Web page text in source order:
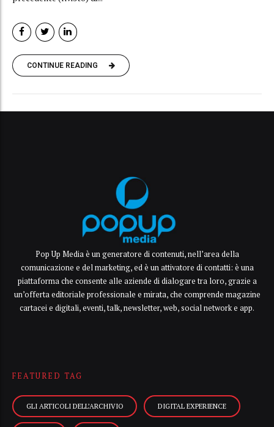
CONTINUE READING
Pop Up Media è un generatore di contenuti, nell’area della
comunicazione e del marketing, ed è un attivatore di contatti: è una
piattaforma che consente alle aziende di dialogare tra loro, grazie a
un’offerta editoriale professionale e mirata, che comprende magazine
cartacei e digitali, eventi, talk, newsletter, web, social network e app.
FEATURED TAG
GLI ARTICOLI DELL’ARCHIVIO DIGITAL EXPERIENCE